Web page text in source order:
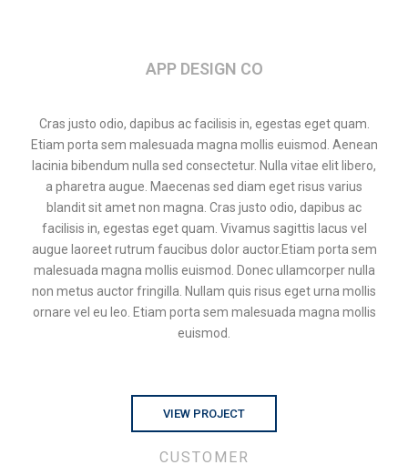
APP DESIGN CO
Cras justo odio, dapibus ac facilisis in, egestas eget quam.
Etiam porta sem malesuada magna mollis euismod. Aenean
lacinia bibendum nulla sed consectetur. Nulla vitae elit libero,
a pharetra augue. Maecenas sed diam eget risus varius
blandit sit amet non magna. Cras justo odio, dapibus ac
facilisis in, egestas eget quam. Vivamus sagittis lacus vel
augue laoreet rutrum faucibus dolor auctor.Etiam porta sem
malesuada magna mollis euismod. Donec ullamcorper nulla
non metus auctor fringilla. Nullam quis risus eget urna mollis
ornare vel eu leo. Etiam porta sem malesuada magna mollis
euismod.
VIEW PROJECT
CUSTOMER